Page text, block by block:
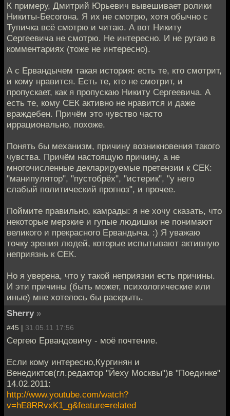
К примеру, Дмитрий Юрьевич вывешивает ролики
Никиты-Бесогона. Я их не смотрю, хотя обычно с
Тупичка всё смотрю и читаю. А вот Никиту
Сергеевича не смотрю. Не интересно. И не ругаю в
комментариях (тоже не интересно).
А с Ервандычем такая история: есть те, кто смотрит,
и кому нравится. Есть те, кто не смотрит, и
пропускает, как я пропускаю Никиту Сергеевича. А
есть те, кому СЕК активно не нравится и даже
враждебен. Причём это чувство часто
иррационально, похоже.
Понять бы механизм, причину возникновения такого
чувства. Причём настоящую причину, а не
многочисленные декларируемые претензии к СЕК:
"манипулятор", "пустобрёх", "истерик", "у него
слабый политический прогноз", и прочее.
Поймите правильно, камрады: я не хочу сказать, что
некоторые мерзкие и гупые людишки не понимают
великого и прекрасного Ервандыча. :) Я уважаю
точку зрения людей, которые испытывают активную
неприязнь к СЕК.
Но я уверена, что у такой неприязни есть причины.
И эти причины (быть может, психологические или
иные) мне хотелось бы раскрыть.
Sherry »
#45 | 31.05.11 17:56
Сергею Ервандовичу - моё почтение.
Если кому интересно,Кургинян и
Венедиктов(гл.редактор "Йеху Москвы")в "Поединке"
14.02.2011:
http://www.youtube.com/watch?
v=hE8RRvxK1_g&feature=related